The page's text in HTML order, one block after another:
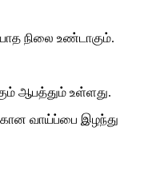
நிலை உண்டாகும்.
ஆபத்தும் உள்ளது.
வாய்ப்பை இழந்து